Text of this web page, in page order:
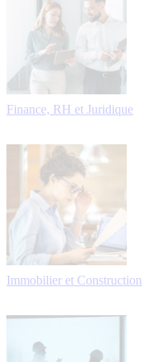
Finance, RH et Juridique
Immobilier et Construction